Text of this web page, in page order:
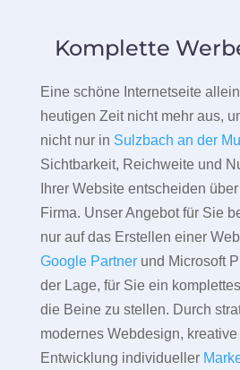
Komplette
Eine schöne Internetseite
heutigen Zeit nicht mehr aus,
nicht nur in Sulzbach an der
Sichtbarkeit, Reichweite und
Ihrer Website entscheiden
Firma. Unser Angebot für Sie
nur auf das Erstellen einer
Google Partnerund Microsoft
der Lage, für Sie ein
die Beine zu stellen. Durch
modernes Webdesign,
Entwicklung individueller